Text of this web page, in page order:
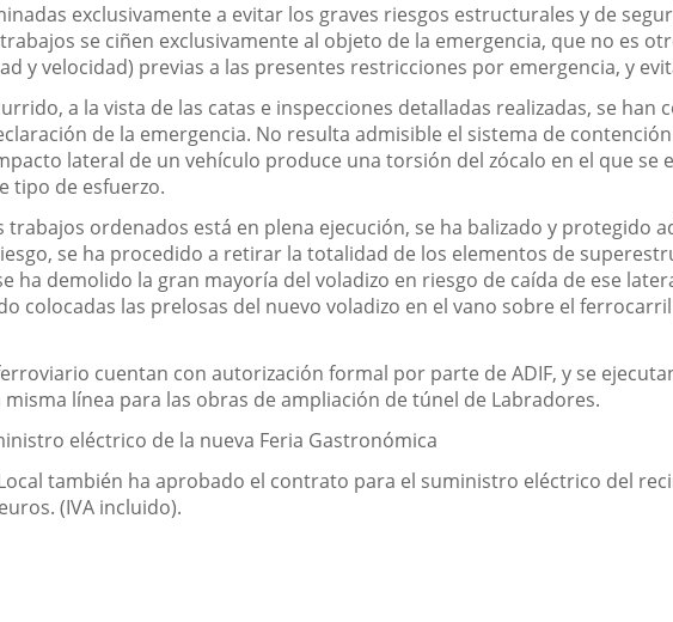
exclusivamente a evitar los graves riesgos estructurales y de
se ciñen exclusivamente al objeto de la emergencia, que no es
y velocidad) previas a las presentes restricciones por emergencia, y
a la vista de las catas e inspecciones detalladas realizadas, se han
de la emergencia. No resulta admisible el sistema de
lateral de un vehículo produce una torsión del zócalo en el que se
tipo de esfuerzo.
trabajos ordenados está en plena ejecución, se ha balizado y protegido
se ha procedido a retirar la totalidad de los elementos de
ha demolido la gran mayoría del voladizo en riesgo de caída de ese
colocadas las prelosas del nuevo voladizo en el vano sobre el
cuentan con autorización formal por parte de ADIF, y se
línea para las obras de ampliación de túnel de Labradores.
eléctrico de la nueva Feria Gastronómica
también ha aprobado el contrato para el suministro eléctrico del
euros. (IVA incluido).